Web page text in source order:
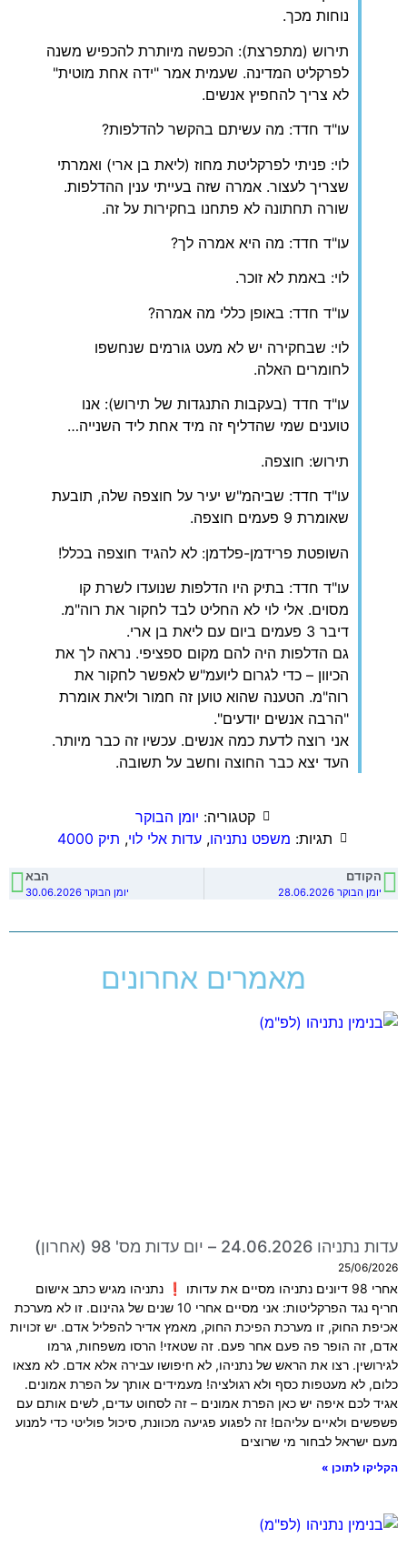
נוחות מכך.
תירוש (מתפרצת): הכפשה מיותרת להכפיש משנה
לפרקליט המדינה. שעמית אמר "ידה אחת מוטית"
לא צריך להחפיץ אנשים.
עו"ד חדד: מה עשיתם בהקשר להדלפות?
לוי: פניתי לפרקליטת מחוז (ליאת בן ארי) ואמרתי
שצריך לעצור. אמרה שזה בעייתי ענין ההדלפות.
שורה תחתונה לא פתחנו בחקירות על זה.
עו"ד חדד: מה היא אמרה לך?
לוי: באמת לא זוכר.
עו"ד חדד: באופן כללי מה אמרה?
לוי: שבחקירה יש לא מעט גורמים שנחשפו
לחומרים האלה.
עו"ד חדד (בעקבות התנגדות של תירוש): אנו
טוענים שמי שהדליף זה מיד אחת ליד השנייה…
תירוש: חוצפה.
עו"ד חדד: שביהמ"ש יעיר על חוצפה שלה, תובעת
שאומרת 9 פעמים חוצפה.
השופטת פרידמן-פלדמן: לא להגיד חוצפה בכלל!
עו"ד חדד: בתיק היו הדלפות שנועדו לשרת קו
מסוים. אלי לוי לא החליט לבד לחקור את רוה"מ.
דיבר 3 פעמים ביום עם ליאת בן ארי.
גם הדלפות היה להם מקום ספציפי. נראה לך את
הכיוון – כדי לגרום ליועמ"ש לאפשר לחקור את
רוה"מ. הטענה שהוא טוען זה חמור וליאת אומרת
"הרבה אנשים יודעים".
אני רוצה לדעת כמה אנשים. עכשיו זה כבר מיותר.
העד יצא כבר החוצה וחשב על תשובה.
קטגוריה: יומן הבוקר
תגיות: משפט נתניהו, עדות אלי לוי, תיק 4000
הקודם
יומן הבוקר 28.06.2026
הבא
יומן הבוקר 30.06.2026
מאמרים אחרונים
עדות נתניהו 24.06.2026 – יום עדות מס' 98 (אחרון)
25/06/2026
אחרי 98 דיונים נתניהו מסיים את עדותו ❗ נתניהו מגיש כתב אישום
חריף נגד הפרקליטות: אני מסיים אחרי 10 שנים של גהינום. זו לא מערכת
אכיפת החוק, זו מערכת הפיכת החוק, מאמץ אדיר להפליל אדם. יש זכויות
אדם, זה הופר פה פעם אחר פעם. זה שטאזי! הרסו משפחות, גרמו
לגירושין. רצו את הראש של נתניהו, לא חיפושו עבירה אלא אדם. לא מצאו
כלום, לא מעטפות כסף ולא רגולציה! מעמידים אותך על הפרת אמונים.
אגיד לכם איפה יש כאן הפרת אמונים – זה לסחוט עדים, לשים אותם עם
פשפשים ולאיים עליהם! זה לפגוע פגיעה מכוונת, סיכול פוליטי כדי למנוע
מעם ישראל לבחור מי שרוצים
הקליקו לתוכן »